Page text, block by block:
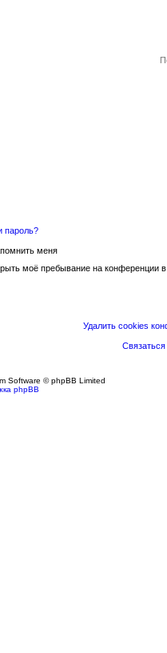
пароль?
меня
моё пребывание на конференции в
Удалить cookies
Software © phpBB Limited
phpBB